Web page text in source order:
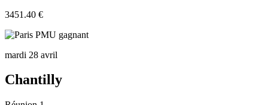
3451.40 €
mardi 28 avril
Chantilly